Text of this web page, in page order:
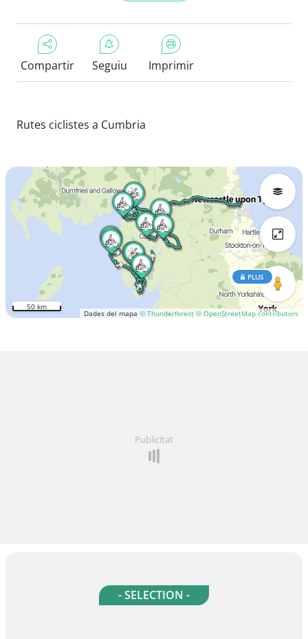
Compartir Seguiu Imprimir
Rutes ciclistes a Cumbria
Dades del mapa © Thunderforest © OpenStreetMap contributors
PLUS
50 km
Publicitat
- SELECTION -